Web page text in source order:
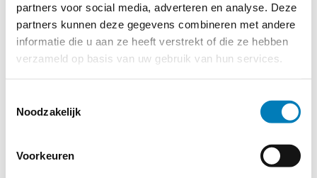
partners voor social media, adverteren en analyse. Deze
partners kunnen deze gegevens combineren met andere
informatie die u aan ze heeft verstrekt of die ze hebben
verzameld op basis van uw gebruik van hun services.
Noodzakelijk
Voorkeuren
© 2026 MERWEtechniek B.V.-Disclaimer -Privacy Policy
Cookieverklaring -Verdere contact gegevens